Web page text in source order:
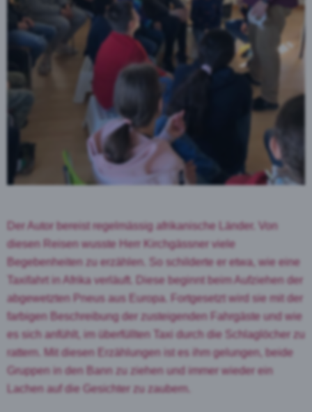
Der Autor bereist regelmässig afrikanische Länder. Von
diesen Reisen wusste Herr Kirchgässner viele
Begebenheiten zu erzählen. So schilderte er etwa, wie eine
Taxifahrt in Afrika verläuft. Diese beginnt beim Aufziehen der
abgewetzten Pneus aus Europa. Fortgesetzt wird sie mit der
farbigen Beschreibung der zusteigenden Fahrgäste und wie
es sich anfühlt, im überfüllten Taxi durch die Schlaglöcher zu
rattern. Mit diesen Erzählungen ist es ihm gelungen, beide
Gruppen in den Bann zu ziehen und immer wieder ein
Lachen auf die Gesichter zu zaubern.